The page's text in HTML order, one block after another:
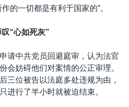
的一切都是有利于国家的”。
“心如死灰”
请中共党员回避庭审，认为法官
会妨碍他们对案情的公正审理。
三位被告以法庭多处违规为由，
进行了半小时就被迫结束。